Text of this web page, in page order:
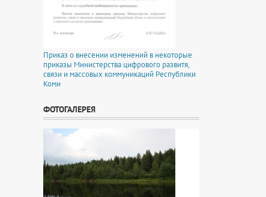
Приказ о внесении изменений в некоторые
приказы Министерства цифрового развитя,
связи и массовых коммуникаций Республики
Коми
ФОТОГАЛЕРЕЯ